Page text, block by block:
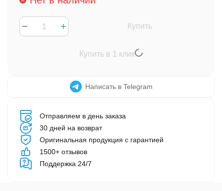
Купить
Купить в 1 клик
Написать в Telegram
Отправляем в день заказа
30 дней на возврат
Оригинальная продукция с гарантией
1500+ отзывов
Поддержка 24/7